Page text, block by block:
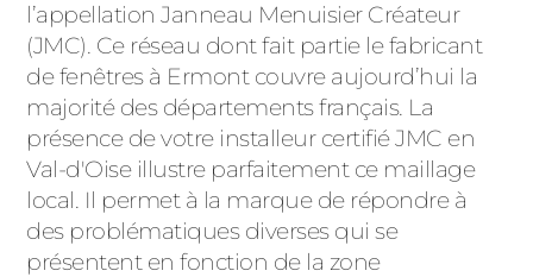
l’appellation Janneau Menuisier Créateur
(JMC). Ce réseau dont fait partie le fabricant
de fenêtres à Ermont couvre aujourd’hui la
majorité des départements français. La
présence de votre installeur certifié JMC en
Val-d'Oise illustre parfaitement ce maillage
local. Il permet à la marque de répondre à
des problématiques diverses qui se
présentent en fonction de la zone
ACIER